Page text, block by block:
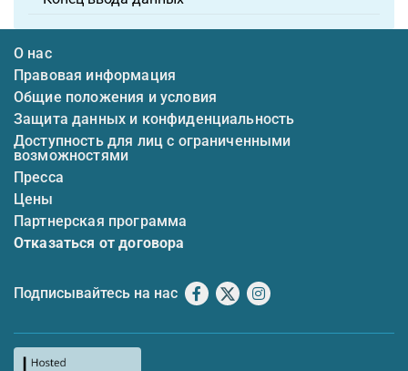
О нас
Правовая информация
Общие положения и условия
Защита данных и конфиденциальность
Доступность для лиц с ограниченными
возможностями
Пресса
Цены
Партнерская программа
Отказаться от договора
Подписывайтесь на нас Facebook
X Instagram